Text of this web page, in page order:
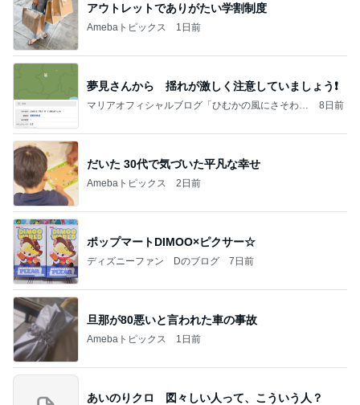
アウトレットでありがたい学割制度
Amebaトピックス 1日前
夢見さんから 揺れが激しく注意していましょう❗️
マリアオフィシャルブログ「ひむかの風にさそわれ
8日前
だいた 30代で気づいた平凡な幸せ
Amebaトピックス 2日前
ポップマートDIMOO×ピクサー☆
ディズニーファン Dのブログ 7日前
旦那が80悪いと言われた車の事故
Amebaトピックス 1日前
あいのりクロ 図々しい人って、こういう人？